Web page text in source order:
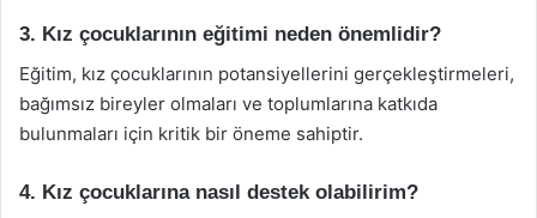
3. Kız çocuklarının eğitimi neden önemlidir?
Eğitim, kız çocuklarının potansiyellerini gerçekleştirmeleri,
bağımsız bireyler olmaları ve toplumlarına katkıda
bulunmaları için kritik bir öneme sahiptir.
4. Kız çocuklarına nasıl destek olabilirim?